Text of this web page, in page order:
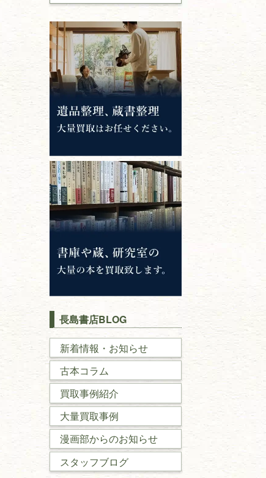
長島書店BLOG
新着情報・お知らせ
古本コラム
買取事例紹介
大量買取事例
漫画部からのお知らせ
スタッフブログ